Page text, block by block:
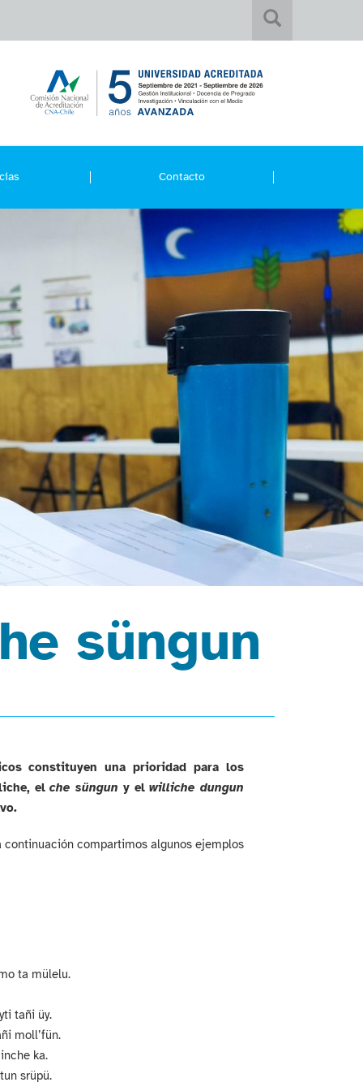
Contacto
süngun
constituyen una prioridad para los
elche süngun y elwilliche dungun
continuación compartimos algunos ejemplos
ta mülelu.
tañi üy.
moll’fün.
ka.
srüpü.